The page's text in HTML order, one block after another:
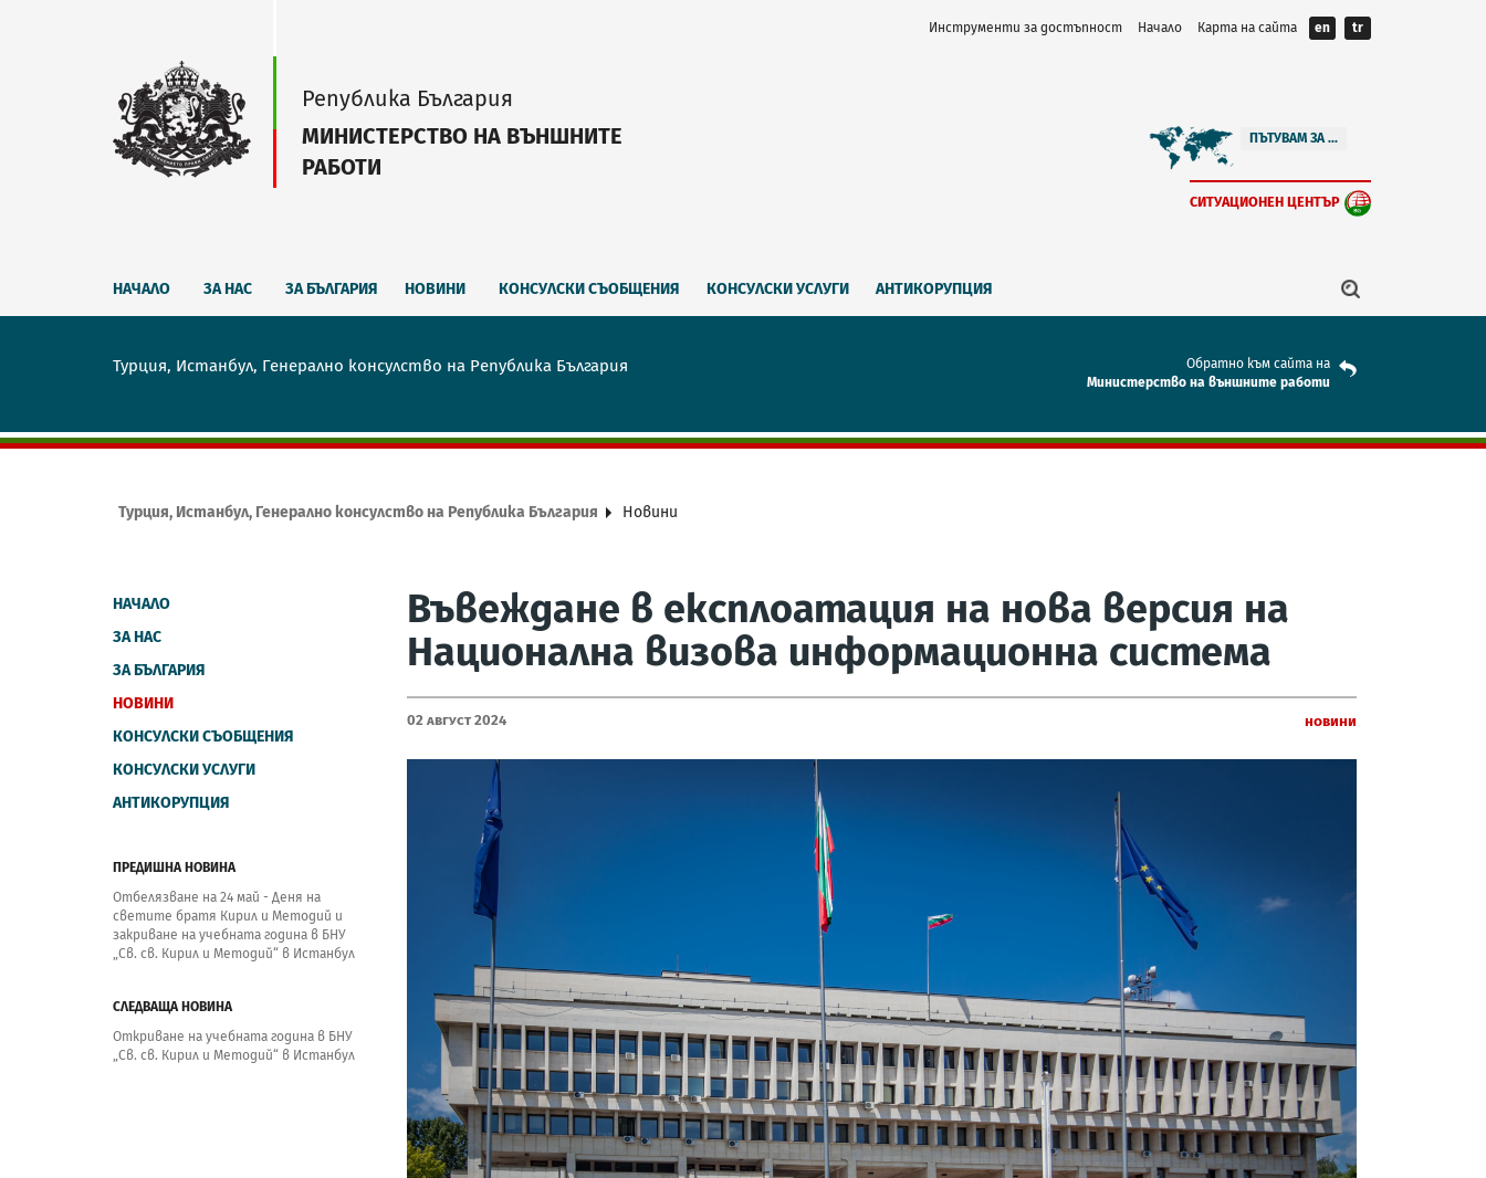
Инструменти за достъпност Начало Карта на сайта en tr
Република България
МИНИСТЕРСТВО НА ВЪНШНИТЕ
РАБОТИ
ПЪТУВАМ ЗА ...
СИТУАЦИОНЕН ЦЕНТЪР
НАЧАЛО ЗА НАС ЗА БЪЛГАРИЯ НОВИНИ КОНСУЛСКИ СЪОБЩЕНИЯ КОНСУЛСКИ УСЛУГИ АНТИКОРУПЦИЯ
Турция, Истанбул, Генерално консулство на Република България
Обратно към сайта на
Mинистерство на външните работи
Турция, Истанбул, Генерално консулство на Република България Новини
НАЧАЛО
ЗА НАС
ЗА БЪЛГАРИЯ
НОВИНИ
КОНСУЛСКИ СЪОБЩЕНИЯ
КОНСУЛСКИ УСЛУГИ
АНТИКОРУПЦИЯ
ПРЕДИШНА НОВИНА
Отбелязване на 24 май - Деня на
светите братя Кирил и Методий и
закриване на учебната година в БНУ
„Св. св. Кирил и Методий“ в Истанбул
СЛЕДВАЩА НОВИНА
Oткриване на учебната година в БНУ
„Св. св. Кирил и Методий“ в Истанбул
Въвеждане в експлоатация на нова версия на
Национална визова информационна система
02 Август 2024 Новини